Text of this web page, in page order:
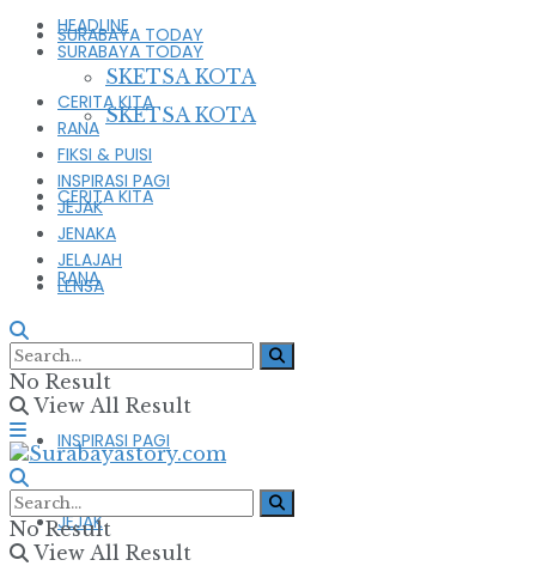
SURABAYA TODAY
SKETSA KOTA
CERITA KITA
RANA
FIKSI & PUISI
INSPIRASI PAGI
JEJAK
HEADLINE
SURABAYA TODAY
SKETSA KOTA
CERITA KITA
RANA
FIKSI & PUISI
INSPIRASI PAGI
JEJAK
JENAKA
JELAJAH
LENSA
No Result
View All Result
No Result
View All Result